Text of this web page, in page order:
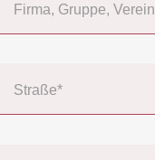
Firma, Gruppe, Verein
Straße*